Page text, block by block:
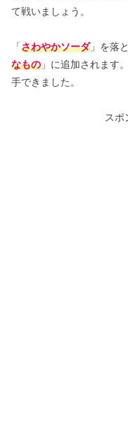
て戦いましょう。
「さわやかソーダ」を落
なもの 」に追加されます
手できました。
スポ